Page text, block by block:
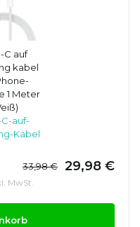
C auf
kabel
1 Meter
auf-
Kabel
33,98 € 29,98 €
MwSt.